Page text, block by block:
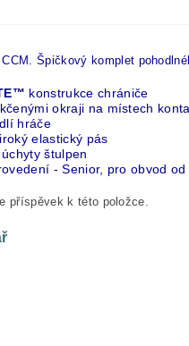
Špičkový komplet
™ konstrukce chrániče
okraji na místech
hráče
elastický pás
štulpen
- Senior, pro obvod od
příspěvek k této položce.